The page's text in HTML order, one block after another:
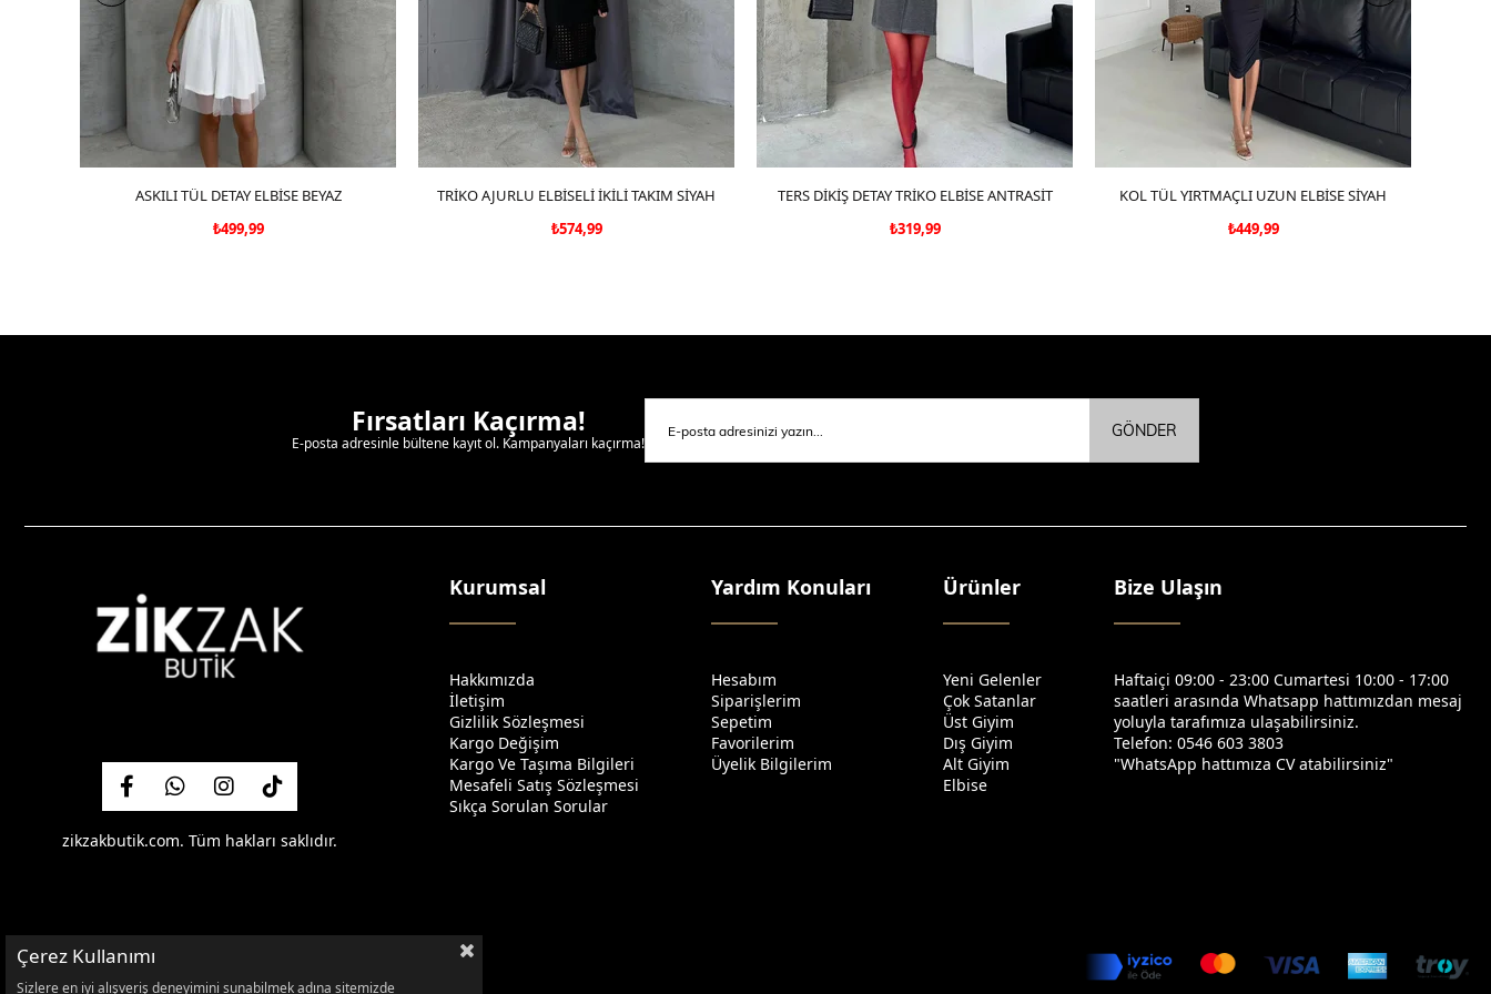
SEPETE EKLE
ASKILI TÜL DETAY ELBİSE BEYAZ
₺499,99
SEPETE EKLE
TRİKO AJURLU ELBİSELİ İKİLİ TAKIM SİYAH
₺574,99
SEPETE EKLE
TERS DİKİŞ DETAY TRİKO ELBİSE ANTRASİT
₺319,99
SEPETE EKLE
KOL TÜL YIRTMAÇLI UZUN ELBİSE SİYAH
₺449,99
Fırsatları Kaçırma!
E-posta adresinle bültene kayıt ol. Kampanyaları kaçırma!
GÖNDER
zikzakbutik.com. Tüm hakları saklıdır.
Kurumsal
Hakkımızda
İletişim
Gizlilik Sözleşmesi
Kargo Değişim
Kargo Ve Taşıma Bilgileri
Mesafeli Satış Sözleşmesi
Sıkça Sorulan Sorular
Yardım Konuları
Hesabım
Siparişlerim
Sepetim
Favorilerim
Üyelik Bilgilerim
Ürünler
Yeni Gelenler
Çok Satanlar
Üst Giyim
Dış Giyim
Alt Giyim
Elbise
Bize Ulaşın
Haftaiçi 09:00 - 23:00 Cumartesi 10:00 - 17:00
saatleri arasında Whatsapp hattımızdan mesaj
yoluyla tarafımıza ulaşabilirsiniz.
Telefon: 0546 603 3803
"WhatsApp hattımıza CV atabilirsiniz"
Çerez Kullanımı
Sizlere en iyi alışveriş deneyimini sunabilmek adına sitemizde